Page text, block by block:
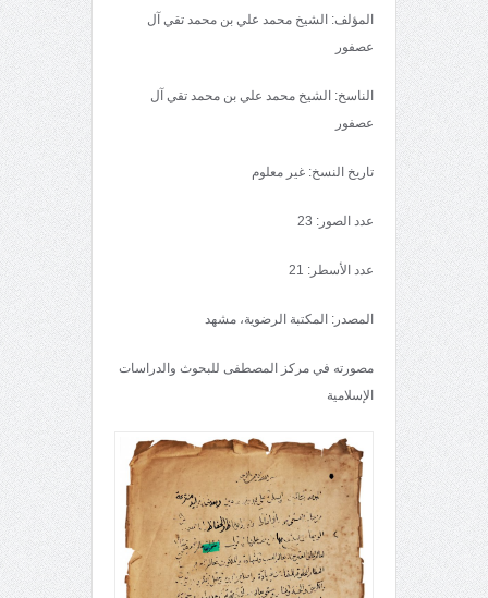
المؤلف: الشيخ محمد علي بن محمد تقي آل
عصفور
الناسخ: الشيخ محمد علي بن محمد تقي آل
عصفور
تاريخ النسخ: غير معلوم
عدد الصور: 23
عدد الأسطر: 21
المصدر: المكتبة الرضوية، مشهد
مصورته في مركز المصطفى للبحوث والدراسات
الإسلامية